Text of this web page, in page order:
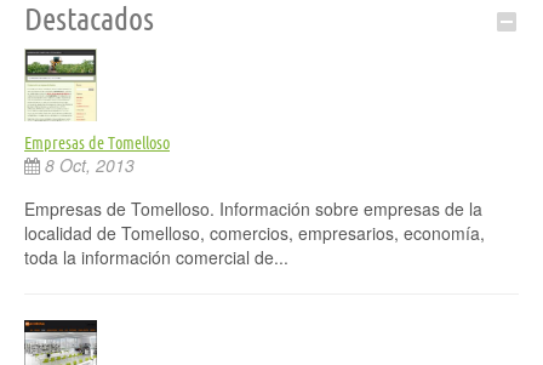
Destacados
Empresas de Tomelloso
8 Oct, 2013
Empresas de Tomelloso. Información sobre empresas de la
localidad de Tomelloso, comercios, empresarios, economía,
toda la información comercial de...